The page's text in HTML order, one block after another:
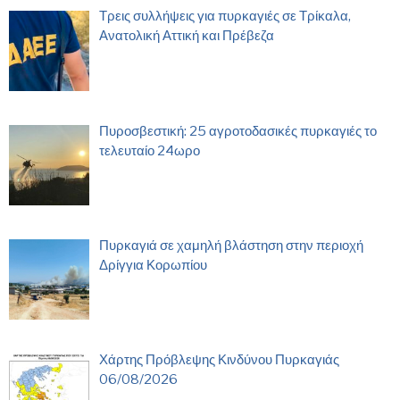
Τρεις συλλήψεις για πυρκαγιές σε Τρίκαλα,
Ανατολική Αττική και Πρέβεζα
Πυροσβεστική: 25 αγροτοδασικές πυρκαγιές το
τελευταίο 24ωρο
Πυρκαγιά σε χαμηλή βλάστηση στην περιοχή
Δρίγγια Κορωπίου
Χάρτης Πρόβλεψης Κινδύνου Πυρκαγιάς
06/08/2026